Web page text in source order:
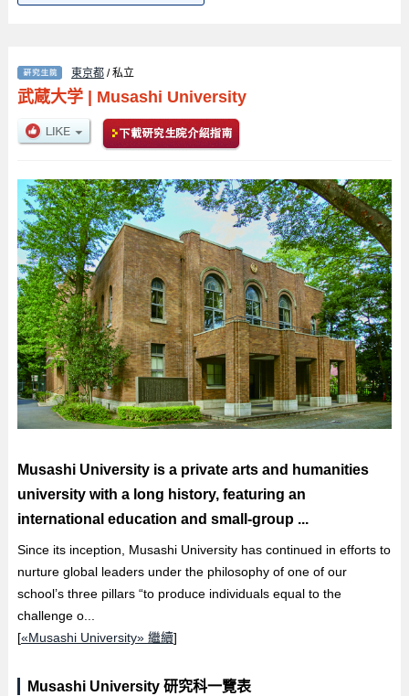
東京都 / 私立
武蔵大学| Musashi University
Musashi University is a private arts and humanities
university with a long history, featuring an
international education and small-group ...
Since its inception, Musashi University has continued in efforts to
nurture global leaders under the philosophy of one of our
school’s three pillars “to produce individuals equal to the
challenge o...
[«Musashi University» 繼續]
Musashi University 研究科一覽表